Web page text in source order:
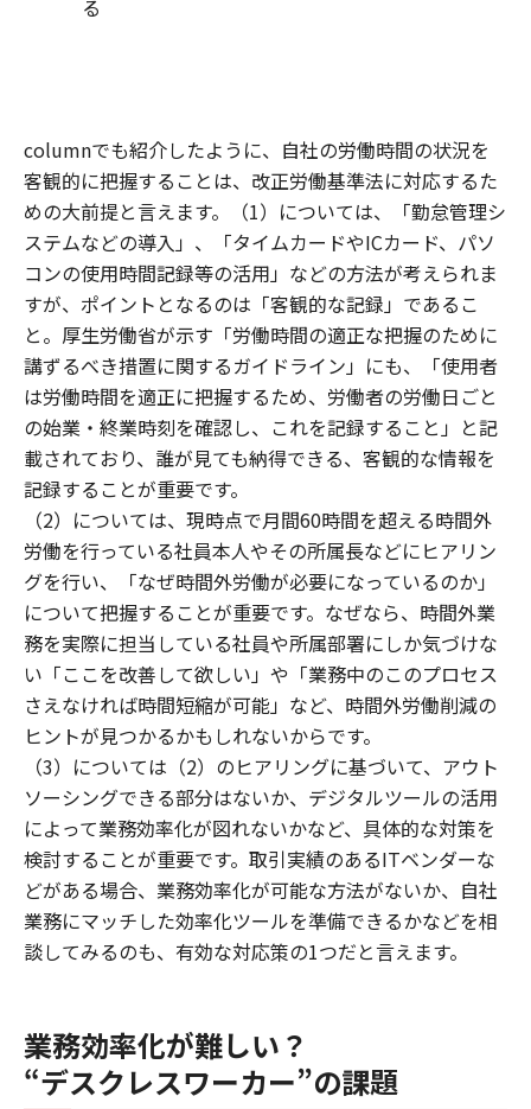
る
columnでも紹介したように、自社の労働時間の状況を
客観的に把握することは、改正労働基準法に対応するた
めの大前提と言えます。（1）については、「勤怠管理シ
ステムなどの導入」、「タイムカードやICカード、パソ
コンの使用時間記録等の活用」などの方法が考えられま
すが、ポイントとなるのは「客観的な記録」であるこ
と。厚生労働省が示す「労働時間の適正な把握のために
講ずるべき措置に関するガイドライン」にも、「使用者
は労働時間を適正に把握するため、労働者の労働日ごと
の始業・終業時刻を確認し、これを記録すること」と記
載されており、誰が見ても納得できる、客観的な情報を
記録することが重要です。
（2）については、現時点で月間60時間を超える時間外
労働を行っている社員本人やその所属長などにヒアリン
グを行い、「なぜ時間外労働が必要になっているのか」
について把握することが重要です。なぜなら、時間外業
務を実際に担当している社員や所属部署にしか気づけな
い「ここを改善して欲しい」や「業務中のこのプロセス
さえなければ時間短縮が可能」など、時間外労働削減の
ヒントが見つかるかもしれないからです。
（3）については（2）のヒアリングに基づいて、アウト
ソーシングできる部分はないか、デジタルツールの活用
によって業務効率化が図れないかなど、具体的な対策を
検討することが重要です。取引実績のあるITベンダーな
どがある場合、業務効率化が可能な方法がないか、自社
業務にマッチした効率化ツールを準備できるかなどを相
談してみるのも、有効な対応策の1つだと言えます。
業務効率化が難しい？
“デスクレスワーカー”の課題